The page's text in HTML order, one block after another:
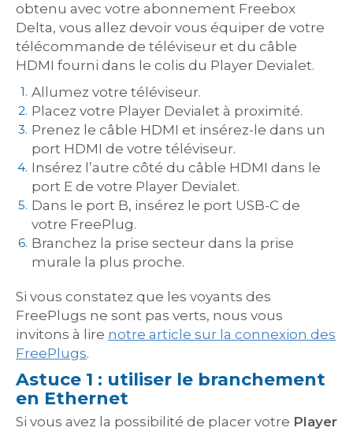
obtenu avec votre abonnement Freebox
Delta, vous allez devoir vous équiper de votre
télécommande de téléviseur et du câble
HDMI fourni dans le colis du Player Devialet.
Allumez votre téléviseur.
Placez votre Player Devialet à proximité.
Prenez le câble HDMI et insérez-le dans un
port HDMI de votre téléviseur.
Insérez l’autre côté du câble HDMI dans le
port E de votre Player Devialet.
Dans le port B, insérez le port USB-C de
votre FreePlug.
Branchez la prise secteur dans la prise
murale la plus proche.
Si vous constatez que les voyants des
FreePlugs ne sont pas verts, nous vous
invitons à lire notre article sur la connexion des
FreePlugs.
Astuce 1 : utiliser le branchement
en Ethernet
Si vous avez la possibilité de placer votre Player